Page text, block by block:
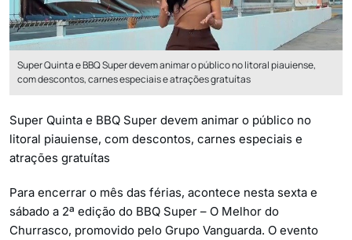
Super Quinta e BBQ Super devem animar o público no litoral piauiense,
com descontos, carnes especiais e atrações gratuítas
Super Quinta e BBQ Super devem animar o público no
litoral piauiense, com descontos, carnes especiais e
atrações gratuítas
Para encerrar o mês das férias, acontece nesta sexta e
sábado a 2ª edição do BBQ Super – O Melhor do
Churrasco, promovido pelo Grupo Vanguarda. O evento